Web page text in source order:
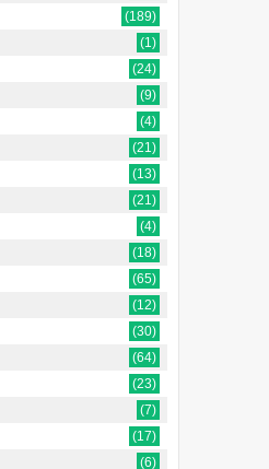
(189)
(1)
(24)
(9)
(4)
(21)
(13)
(21)
(4)
(18)
(65)
(12)
(30)
(64)
(23)
(7)
(17)
(6)